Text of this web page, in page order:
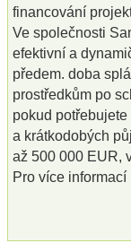
financování
Ve společnosti
efektivní a
předem. doba
prostředkům po
pokud
a krátkodobých
až 500 000 EUR,
Pro více